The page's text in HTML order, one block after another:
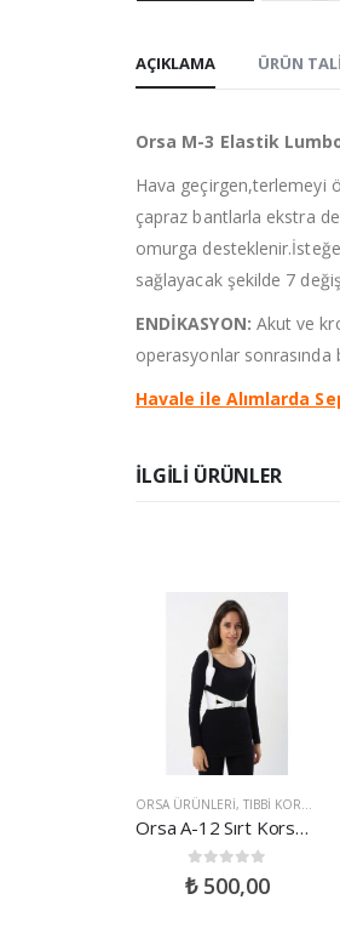
AÇIKLAMA ÜRÜN
Orsa M-3 Elastik
Hava geçirgen,terlemeyi
çapraz bantlarla ekstra
omurga
sağlayacak şekilde 7
ENDİKASYON: Akut ve
operasyonlar sonrasında
Havale ile Alımlarda
ILGILI ÜRÜNLER
ORSA ÜRÜNLERI, TIBBI KORSELER
Orsa A-12 Sırt Korsesi 2 Parçalı
0
₺500,00